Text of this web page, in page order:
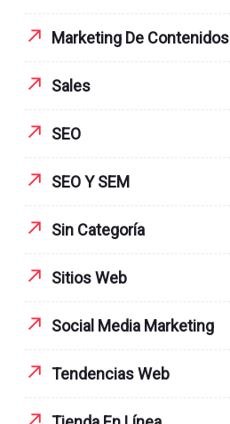
Marketing De Contenidos
Sales
SEO
SEO Y SEM
Sin Categoría
Sitios Web
Social Media Marketing
Tendencias Web